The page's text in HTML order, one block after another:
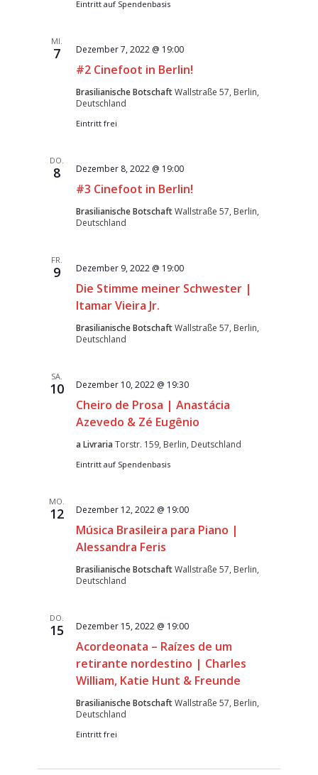
Eintritt auf Spendenbasis
MI.
7
#2 Cinefoot in Berlin!
Dezember 7, 2022 @ 19:00
Brasilianische BotschaftWallstraße 57, Berlin,
Deutschland
Eintritt frei
DO.
8
#3 Cinefoot in Berlin!
Dezember 8, 2022 @ 19:00
Brasilianische BotschaftWallstraße 57, Berlin,
Deutschland
FR.
9
Die Stimme meiner Schwester |
Itamar Vieira Jr.
Dezember 9, 2022 @ 19:00
Brasilianische BotschaftWallstraße 57, Berlin,
Deutschland
SA.
10
Cheiro de Prosa | Anastácia
Azevedo & Zé Eugênio
Dezember 10, 2022 @ 19:30
a LivrariaTorstr. 159, Berlin, Deutschland
Eintritt auf Spendenbasis
MO.
12
Música Brasileira para Piano |
Alessandra Feris
Dezember 12, 2022 @ 19:00
Brasilianische BotschaftWallstraße 57, Berlin,
Deutschland
DO.
15
Acordeonata – Raízes de um
retirante nordestino | Charles
William, Katie Hunt & Freunde
Dezember 15, 2022 @ 19:00
Brasilianische BotschaftWallstraße 57, Berlin,
Deutschland
Eintritt frei